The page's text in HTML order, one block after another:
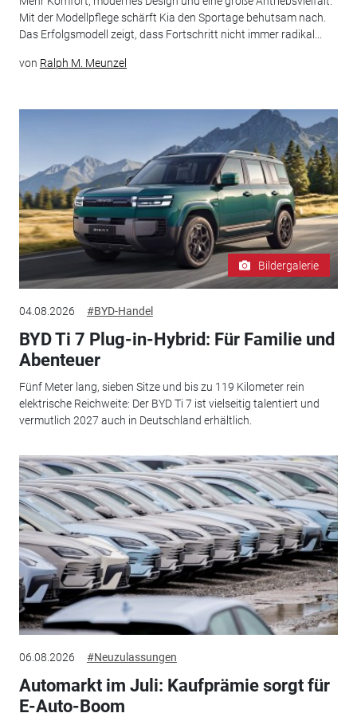
Mit der Modellpflege schärft Kia den Sportage behutsam nach.
Das Erfolgsmodell zeigt, dass Fortschritt nicht immer radikal...
von Ralph M. Meunzel
Bildergalerie
04.08.2026 #BYD-Handel
BYD Ti 7 Plug-in-Hybrid: Für Familie und
Abenteuer
Fünf Meter lang, sieben Sitze und bis zu 119 Kilometer rein
elektrische Reichweite: Der BYD Ti 7 ist vielseitig talentiert und
vermutlich 2027 auch in Deutschland erhältlich.
06.08.2026 #Neuzulassungen
Automarkt im Juli: Kaufprämie sorgt für
E-Auto-Boom